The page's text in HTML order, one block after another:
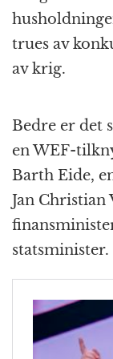
trues av
av krig.
Bedre er det
en WEF-
Barth Eide,
Jan Christian
statsminister.